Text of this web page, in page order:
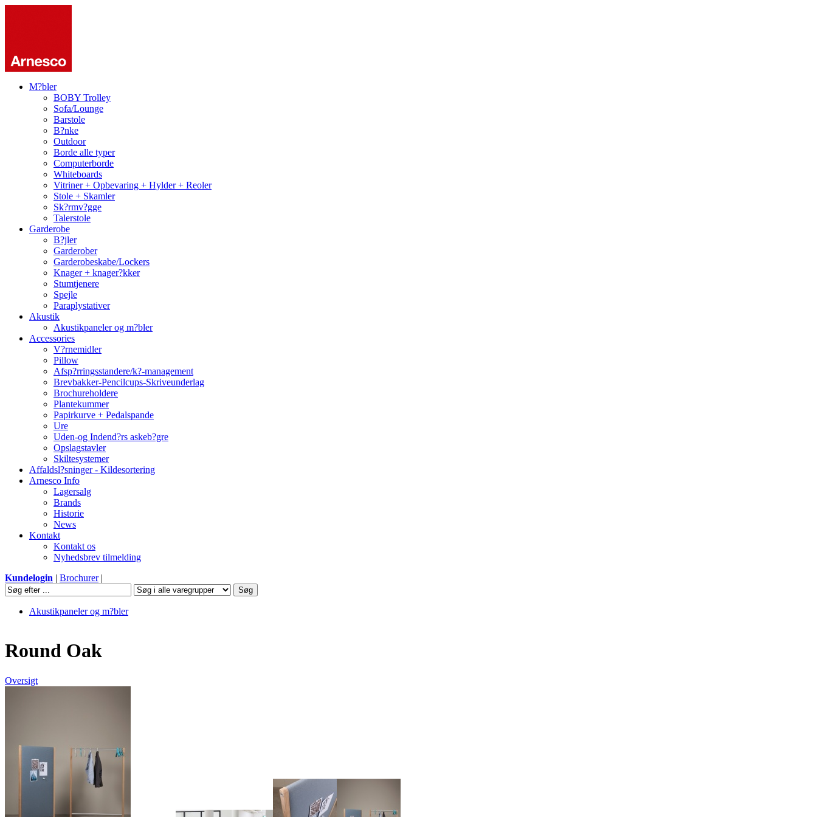
M?bler
BOBY Trolley
Sofa/Lounge
Barstole
B?nke
Outdoor
Borde alle typer
Computerborde
Whiteboards
Vitriner + Opbevaring + Hylder + Reoler
Stole + Skamler
Sk?rmv?gge
Talerstole
Garderobe
B?jler
Garderober
Garderobeskabe/Lockers
Knager + knager?kker
Stumtjenere
Spejle
Paraplystativer
Akustik
Akustikpaneler og m?bler
Accessories
V?rnemidler
Pillow
Afsp?rringsstandere/k?-management
Brevbakker-Pencilcups-Skriveunderlag
Brochureholdere
Plantekummer
Papirkurve + Pedalspande
Ure
Uden-og Indend?rs askeb?gre
Opslagstavler
Skiltesystemer
Affaldsl?sninger - Kildesortering
Arnesco Info
Lagersalg
Brands
Historie
News
Kontakt
Kontakt os
Nyhedsbrev tilmelding
Kundelogin | Brochurer|
Akustikpaneler og m?bler
Round Oak
Oversigt